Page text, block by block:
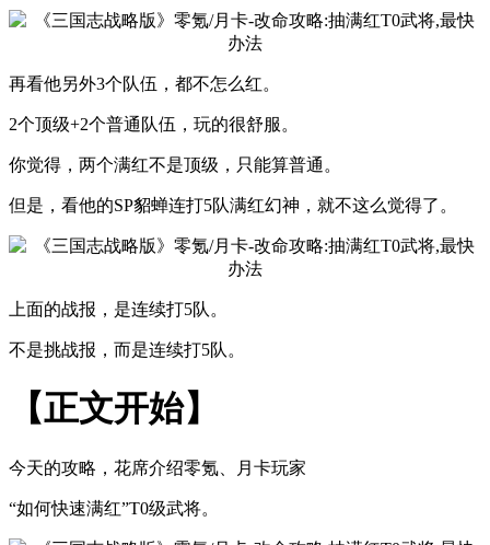
再看他另外3个队伍，都不怎么红。
2个顶级+2个普通队伍，玩的很舒服。
你觉得，两个满红不是顶级，只能算普通。
但是，看他的SP貂蝉连打5队满红幻神，就不这么觉得了。
上面的战报，是连续打5队。
不是挑战报，而是连续打5队。
【正文开始】
今天的攻略，花席介绍零氪、月卡玩家
“如何快速满红”T0级武将。